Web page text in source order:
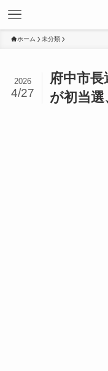
ホーム 未分類
府中市長
が初当
2026
4/27